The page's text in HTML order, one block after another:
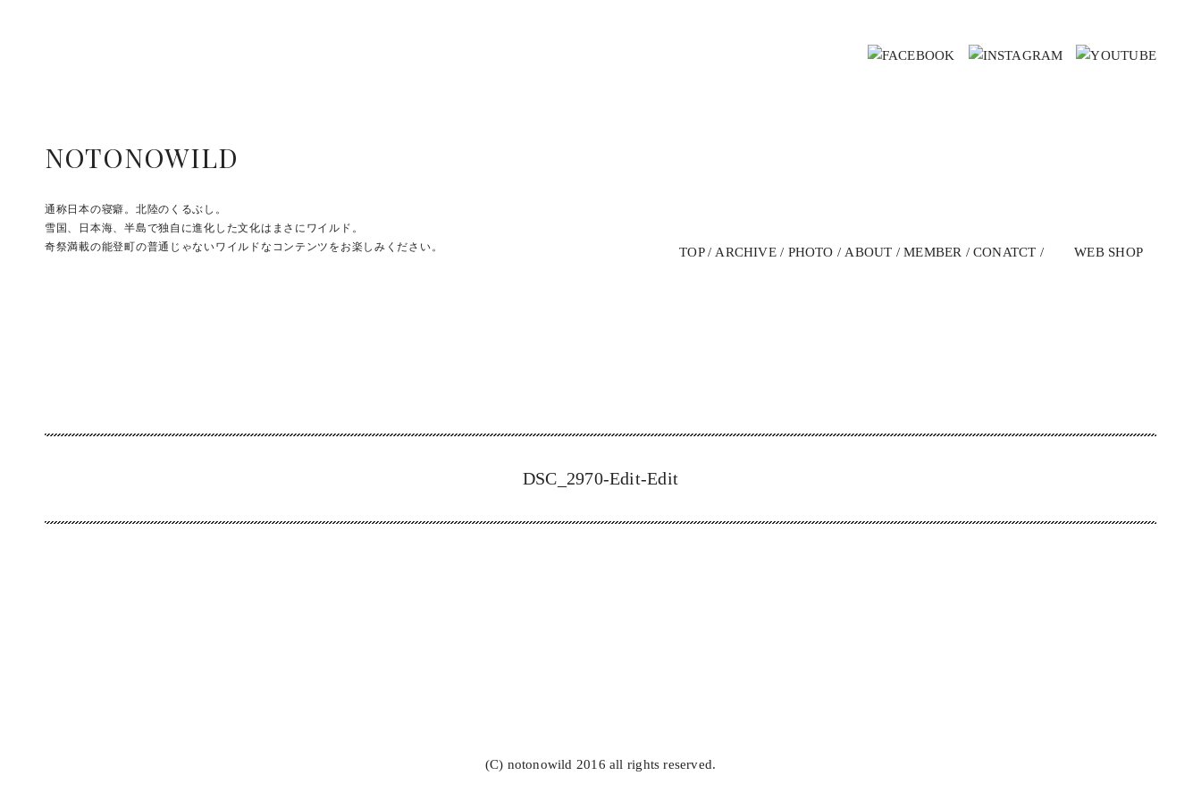
NOTONOWILD
通称日本の寝癖。北陸のくるぶし。
雪国、日本海、半島で独自に進化した文化はまさにワイルド。
奇祭満載の能登町の普通じゃないワイルドなコンテンツをお楽しみください。
TOP ARCHIVE PHOTO ABOUT MEMBER CONATCT WEB SHOP
DSC_2970-Edit-Edit
(C) notonowild 2016 all rights reserved.